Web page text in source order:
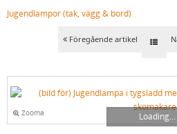
LINOLJEFÄRGER
VITA KULÖRER
RÖDA KULÖRER
GRÖNA KULÖRER
MATTA LINOLJEFÄRGER
LACK, LASYRER, FERNISSOR &
LINOLJESÅPA OCH MÅLARTVÄTT
KLASSISKA KLÄDER
RESISTANT WORK WEAR
JACKOR, ANORAKER OCH
BADRUM & KÖK (KRANAR &
BADKARSBLANDARE
DUSCHAR OCH
DÖRRHANDTAG NICKEL
DÖRRHANDTAG LÅNGSKYLT
YTTERDÖRRSHANDTAG
HANDTAG YTTERDÖRR OVAL
HANDTAG YTTERDÖRR (ASSA
KLASSISKA SPANJOLETTHANDTAG
KLASSISKA
FÖNSTERBESLAG &
Jugendlampor (tak, vägg & bord)
Föregående artikel
Loading...
Zooma